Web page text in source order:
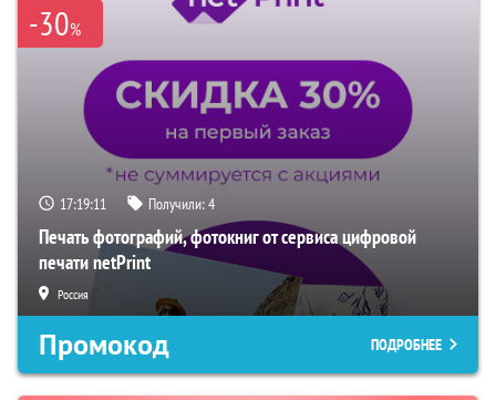
-30%
17:19:10 Получили:4
Печать фотографий, фотокниг от сервиса цифровой
печати netPrint
Россия
Промокод ПОДРОБНЕЕ